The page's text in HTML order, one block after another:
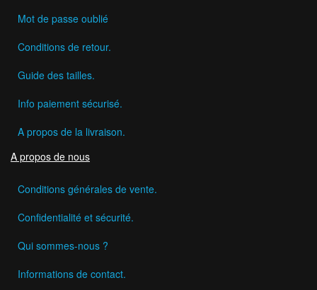
Mot de passe oublié
Conditions de retour.
Guide des tailles.
Info paiement sécurisé.
A propos de la livraison.
A propos de nous
Conditions générales de vente.
Confidentialité et sécurité.
Qui sommes-nous ?
Informations de contact.